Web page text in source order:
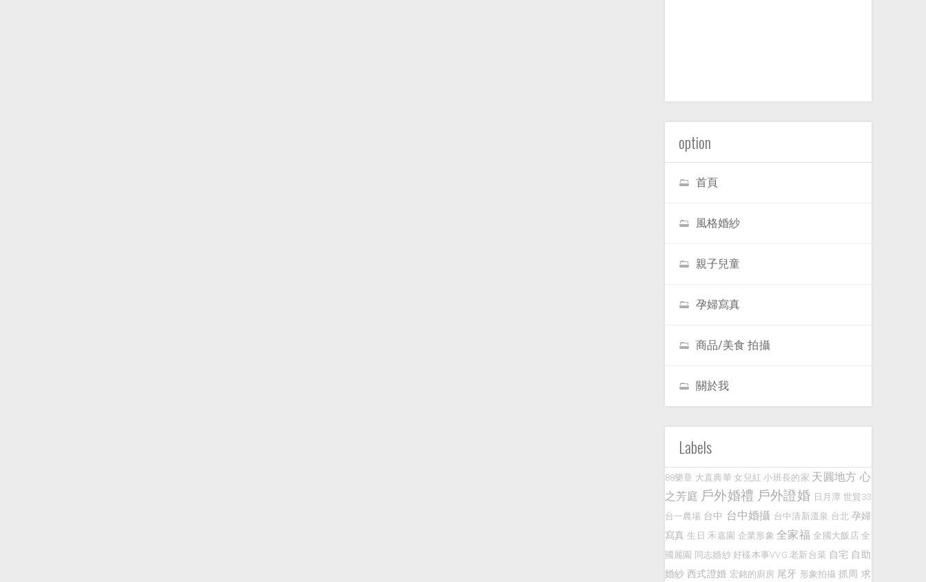
option
首頁
風格婚紗
親子兒童
孕婦寫真
商品/美食 拍攝
關於我
Labels
88樂章 大直典華 女兒紅 小班長的家 天圓地方 心
之芳庭 戶外婚禮 戶外證婚 日月潭 世貿33
台一農場 台中 台中婚攝 台中清新溫泉 台北 孕婦
寫真 生日 禾嘉園 企業形象 全家福 全國大飯店 全
國麗園 同志婚紗 好樣本事VVG 老新台菜 自宅 自助
婚紗 西式證婚 宏銘的廚房 尾牙 形象拍攝 抓周 求